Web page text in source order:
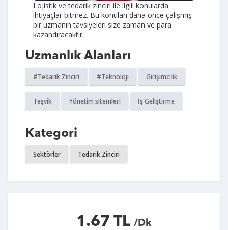
Lojistik ve tedarik zinciri ile ilgili konularda
ihtiyaçlar bitmez. Bu konuları daha önce çalışmış
bir uzmanın tavsiyeleri size zaman ve para
kazandıracaktır.
Uzmanlık Alanları
#Tedarik Zinciri #Teknoloji Girişimcilik
Teşvik Yönetim sitemleri İş Geliştirme
Kategori
Sektörler Tedarik Zinciri
1.67 TL /Dk